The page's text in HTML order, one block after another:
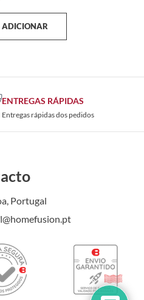
ADICIONAR
ENTREGAS RÁPIDAS
Entregas rápidas dos pedidos
Portugal